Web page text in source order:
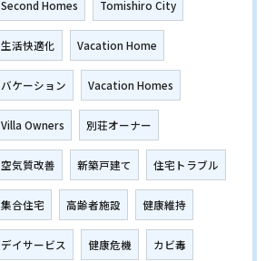
Second Homes Tomishiro City
生活快適化 Vacation Home
バケーション Vacation Homes
Villa Owners 別荘オーナー
空気質改善 新築戸建て 住宅トラブル
集合住宅 高齢者施設 健康維持
デイサービス 健康危機 カビ毒